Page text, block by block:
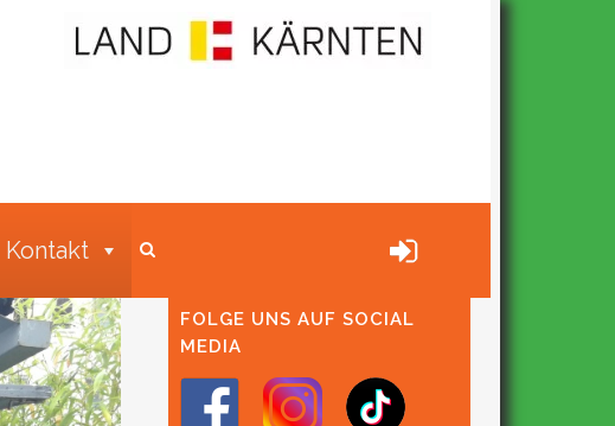
Kontakt
FOLGE UNS AUF SOCIAL
MEDIA